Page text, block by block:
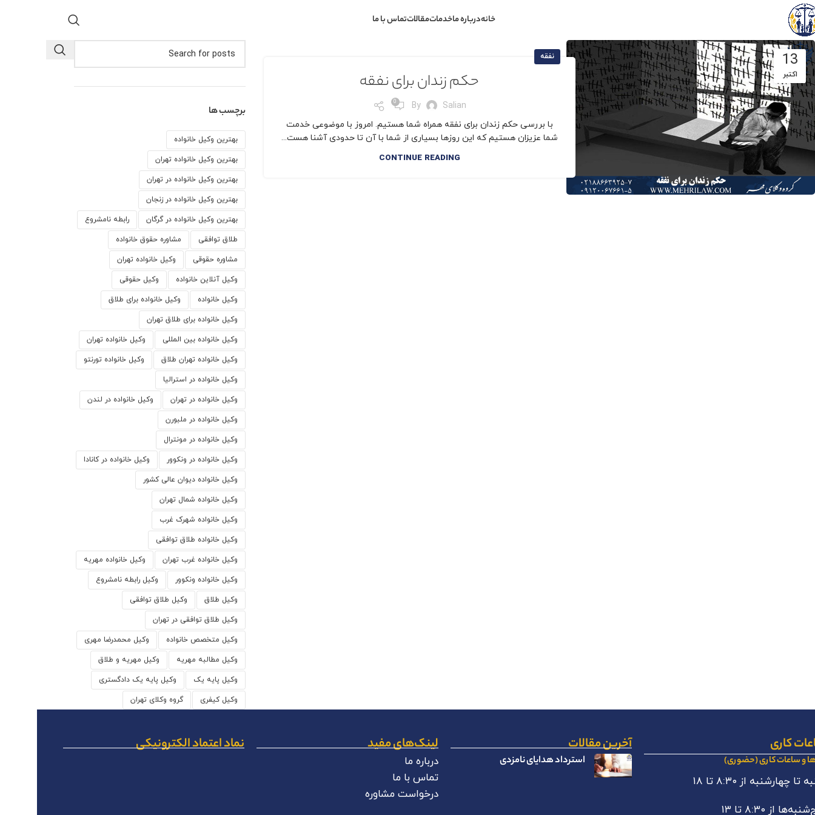
خانهدرباره ماخدماتمقالاتتماس با ما
13
اکتبر
نفقه
حکم زندان برای نفقه
By Salian
0
با بررسی حکم زندان برای نفقه همراه شما هستیم. امروز با موضوعی خدمت
شما عزیزان هستیم که این روزها بسیاری از شما با آن تا حدودی آشنا هست...
CONTINUE READING
برچسب ها
بهترین وکیل خانواده
بهترین وکیل خانواده تهران
بهترین وکیل خانواده در تهران
بهترین وکیل خانواده در زنجان
بهترین وکیل خانواده در گرگان رابطه نامشروع
طلاق توافقی مشاوره حقوق خانواده
مشاوره حقوقی وكيل خانواده تهران
وکیل آنلاین خانواده وکیل حقوقی
وکیل خانواده وکیل خانواده برای طلاق
وکیل خانواده برای طلاق تهران
وکیل خانواده بین المللی وکیل خانواده تهران
وکیل خانواده تهران طلاق وکیل خانواده تورنتو
وکیل خانواده در استرالیا
وکیل خانواده در تهران وکیل خانواده در لندن
وکیل خانواده در ملبورن
وکیل خانواده در مونترال
وکیل خانواده در ونکوور وکیل خانواده در کانادا
وکیل خانواده دیوان عالی کشور
وکیل خانواده شمال تهران
وکیل خانواده شهرک غرب
وکیل خانواده طلاق توافقی
وکیل خانواده غرب تهران وکیل خانواده مهریه
وکیل خانواده ونکوور وکیل رابطه نامشروع
وکیل طلاق وکیل طلاق توافقی
وکیل طلاق توافقی در تهران
وکیل متخصص خانواده وکیل محمدرضا مهری
وکیل مطالبه مهریه وکیل مهریه و طلاق
وکیل پایه یک وکیل پایه یک دادگستری
وکیل کیفری گروه وکلای تهران
کاری
و ساعات کاری (حضوری)
تا چهارشنبه از ۸:۳۰ تا ۱۸
از ۸:۳۰ تا ۱۳
آخرین مقالات
استرداد هدایای نامزدی
لینک‌های مفید
درباره ما
تماس با ما
درخواست مشاوره
نماد اعتماد الکترونیکی